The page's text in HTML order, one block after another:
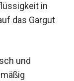
in
das Gargut
und